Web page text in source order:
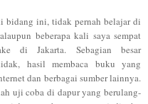
bidang ini, tidak pernah belajar di
beberapa kali saya sempat
di Jakarta. Sebagian besar
hasil membaca buku yang
dan berbagai sumber lainnya.
uji coba di dapur yang berulang-